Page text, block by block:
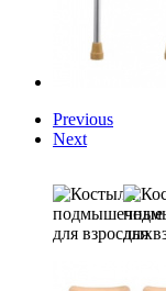
Previous
Next